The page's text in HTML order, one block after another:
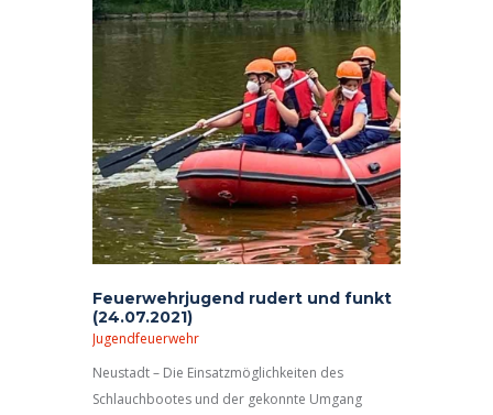
Feuerwehrjugend rudert und funkt
(24.07.2021)
Jugendfeuerwehr
Neustadt – Die Einsatzmöglichkeiten des
Schlauchbootes und der gekonnte Umgang